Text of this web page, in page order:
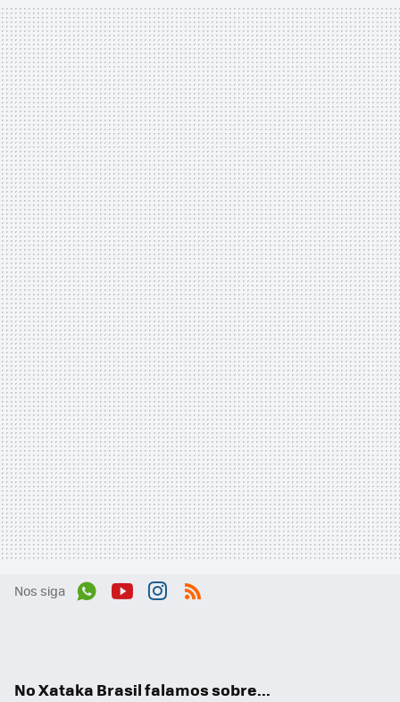
Nos siga
No Xataka Brasil falamos sobre...